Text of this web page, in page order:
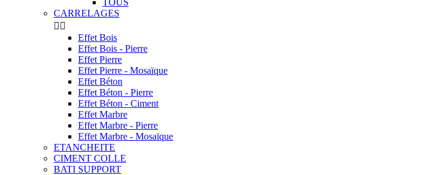
TOUS
CARRELAGES
 
Effet Bois
Effet Bois - Pierre
Effet Pierre
Effet Pierre - Mosaïque
Effet Béton
Effet Béton - Pierre
Effet Béton - Ciment
Effet Marbre
Effet Marbre - Pierre
Effet Marbre - Mosaïque
ETANCHEITE
CIMENT COLLE
BATI SUPPORT